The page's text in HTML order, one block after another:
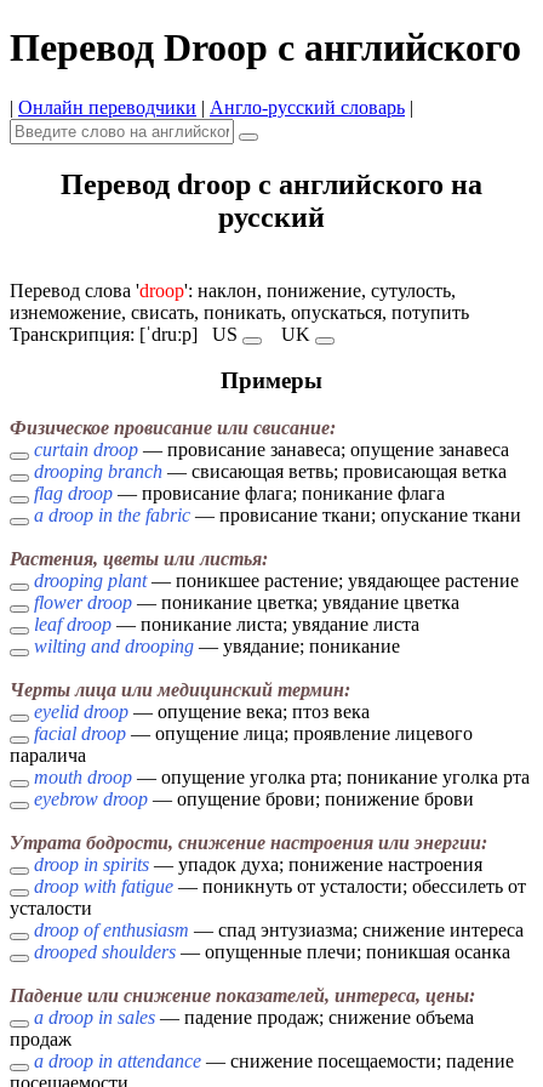
Перевод Droop с английского
| Онлайн переводчики | Англо-русский словарь |
Перевод droop с английского на
русский
Перевод слова 'droop': наклон, понижение, сутулость,
изнеможение, свисать, поникать, опускаться, потупить
Транскрипция: [ˈdruːp] US UK
Примеры
Физическое провисание или свисание:
curtain droop — провисание занавеса; опущение занавеса
drooping branch — свисающая ветвь; провисающая ветка
flag droop — провисание флага; поникание флага
a droop in the fabric — провисание ткани; опускание ткани
Растения, цветы или листья:
drooping plant— поникшее растение; увядающее растение
flower droop — поникание цветка; увядание цветка
leaf droop — поникание листа; увядание листа
wilting and drooping — увядание; поникание
Черты лица или медицинский термин:
eyelid droop — опущение века; птоз века
facial droop — опущение лица; проявление лицевого
паралича
mouth droop — опущение уголка рта; поникание уголка рта
eyebrow droop — опущение брови; понижение брови
Утрата бодрости, снижение настроения или энергии:
droop in spirits — упадок духа; понижение настроения
droop with fatigue — поникнуть от усталости; обессилеть от
усталости
droop of enthusiasm — спад энтузиазма; снижение интереса
drooped shoulders — опущенные плечи; поникшая осанка
Падение или снижение показателей, интереса, цены:
a droop in sales — падение продаж; снижение объема
продаж
a droop in attendance — снижение посещаемости; падение